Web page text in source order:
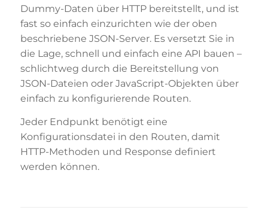
Dummy-Daten über HTTP bereitstellt, und ist
fast so einfach einzurichten wie der oben
beschriebene JSON-Server. Es versetzt Sie in
die Lage, schnell und einfach eine API bauen –
schlichtweg durch die Bereitstellung von
JSON-Dateien oder JavaScript-Objekten über
einfach zu konfigurierende Routen.
Jeder Endpunkt benötigt eine
Konfigurationsdatei in den Routen, damit
HTTP-Methoden und Response definiert
werden können.